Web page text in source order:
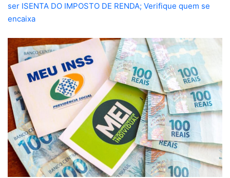
ser ISENTA DO IMPOSTO DE RENDA; Verifique quem se
encaixa